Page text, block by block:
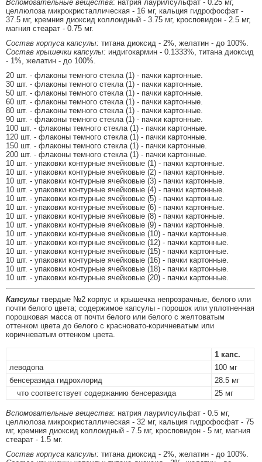
Вспомогательные вещества: натрия лаурилсульфат - 0.25 мг,
целлюлоза микрокристаллическая - 16 мг, кальция гидрофосфат -
37.5 мг, кремния диоксид коллоидный - 3.75 мг, кросповидон - 2.5 мг,
магния стеарат - 0.75 мг.
Состав корпуса капсулы: титана диоксид - 2%, желатин - до 100%.
Состав крышечки капсулы: индигокармин - 0.1333%, титана диоксид
- 1%, желатин - до 100%.
20 шт. - флаконы темного стекла (1) - пачки картонные.
30 шт. - флаконы темного стекла (1) - пачки картонные.
50 шт. - флаконы темного стекла (1) - пачки картонные.
60 шт. - флаконы темного стекла (1) - пачки картонные.
80 шт. - флаконы темного стекла (1) - пачки картонные.
90 шт. - флаконы темного стекла (1) - пачки картонные.
100 шт. - флаконы темного стекла (1) - пачки картонные.
120 шт. - флаконы темного стекла (1) - пачки картонные.
150 шт. - флаконы темного стекла (1) - пачки картонные.
200 шт. - флаконы темного стекла (1) - пачки картонные.
10 шт. - упаковки контурные ячейковые (1) - пачки картонные.
10 шт. - упаковки контурные ячейковые (2) - пачки картонные.
10 шт. - упаковки контурные ячейковые (3) - пачки картонные.
10 шт. - упаковки контурные ячейковые (4) - пачки картонные.
10 шт. - упаковки контурные ячейковые (5) - пачки картонные.
10 шт. - упаковки контурные ячейковые (6) - пачки картонные.
10 шт. - упаковки контурные ячейковые (8) - пачки картонные.
10 шт. - упаковки контурные ячейковые (9) - пачки картонные.
10 шт. - упаковки контурные ячейковые (10) - пачки картонные.
10 шт. - упаковки контурные ячейковые (12) - пачки картонные.
10 шт. - упаковки контурные ячейковые (15) - пачки картонные.
10 шт. - упаковки контурные ячейковые (16) - пачки картонные.
10 шт. - упаковки контурные ячейковые (18) - пачки картонные.
10 шт. - упаковки контурные ячейковые (20) - пачки картонные.
Капсулы твердые №2 корпус и крышечка непрозрачные, белого или
почти белого цвета; содержимое капсулы - порошок или уплотненная
порошковая масса от почти белого или белого с желтоватым
оттенком цвета до белого с красновато-коричневатым или
коричневатым оттенком цвета.
1 капс.
леводопа
100 мг
бенсеразида гидрохлорид
28.5 мг
что соответствует содержанию бенсеразида
25 мг
Вспомогательные вещества: натрия лаурилсульфат - 0.5 мг,
целлюлоза микрокристаллическая - 32 мг, кальция гидрофосфат - 75
мг, кремния диоксид коллоидный - 7.5 мг, кросповидон - 5 мг, магния
стеарат - 1.5 мг.
Состав корпуса капсулы: титана диоксид - 2%, желатин - до 100%.